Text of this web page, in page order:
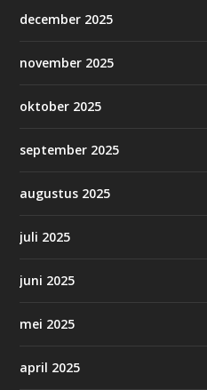
december 2025
november 2025
oktober 2025
september 2025
augustus 2025
juli 2025
juni 2025
mei 2025
april 2025